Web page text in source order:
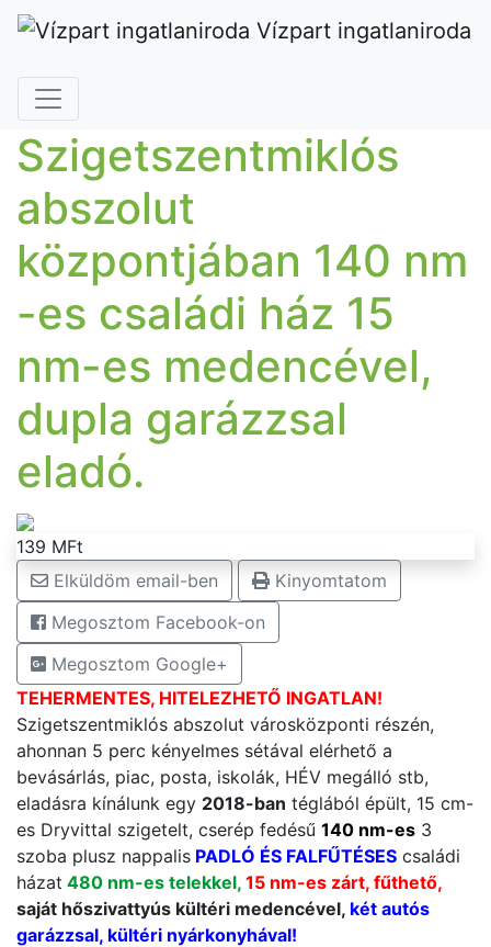
Vízpart ingatlaniroda
Szigetszentmiklós
abszolut
központjában 140 nm
-es családi ház 15
nm-es medencével,
dupla garázzsal
eladó.
139 MFt
Elküldöm email-ben
Kinyomtatom
Megosztom Facebook-on
Megosztom Google+
TEHERMENTES, HITELEZHETŐ INGATLAN!
Szigetszentmiklós abszolut városközponti részén,
ahonnan 5 perc kényelmes sétával elérhető a
bevásárlás, piac, posta, iskolák, HÉV megálló stb,
eladásra kínálunk egy 2018-ban téglából épült, 15 cm-
es Dryvittal szigetelt, cserép fedésű 140 nm-es 3
szoba plusz nappalis PADLÓ ÉS FALFŰTÉSES családi
házat 480 nm-es telekkel, 15 nm-es zárt, fűthető,
saját hőszivattyús kültéri medencével, két autós
garázzsal, kültéri nyárkonyhával!